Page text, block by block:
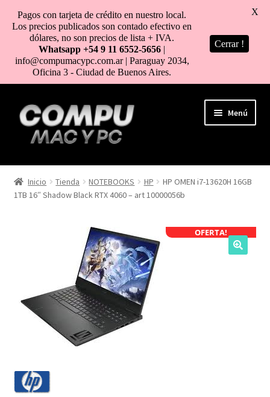
al
contenido
Menú
HOME
TIENDA
NOSOTROS
SERVICIOS
Inicio Tienda NOTEBOOKS HP
HP OMEN i7-13620H 16GB
1TB 16″ Shadow Black RTX 4060 – art 10000056b
OFERTA!
Pagos con tarjeta de crédito en nuestro local.
Los precios publicados son contado efectivo en
dólares, no son precios de lista + IVA.
Whatsapp +54 9 11 6552-5656 |
info@compumacypc.com.ar | Paraguay 2034,
Oficina 3 - Ciudad de Buenos Aires.
Cerrar !
X